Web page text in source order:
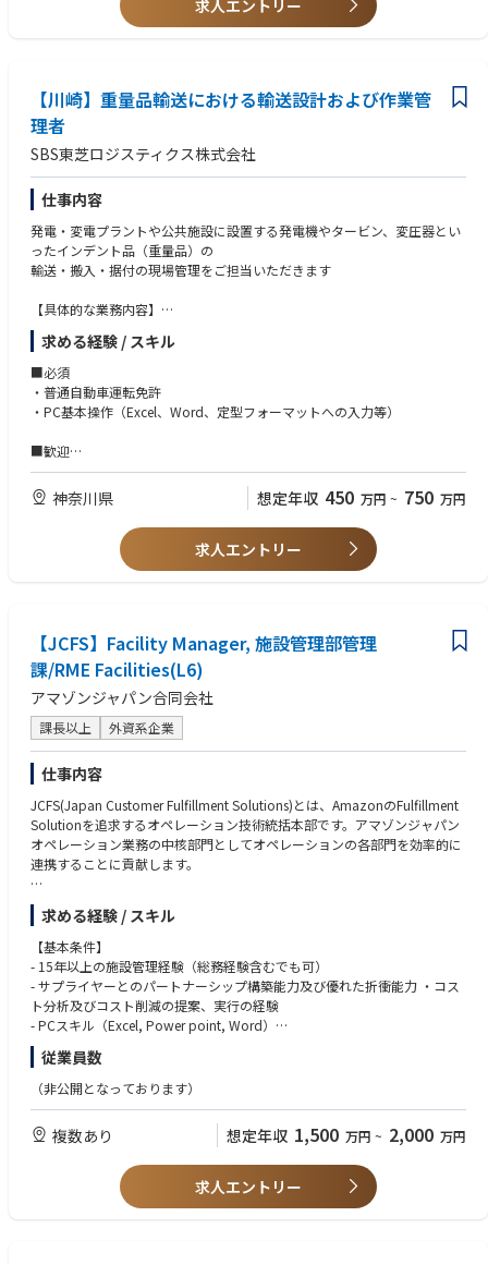
※建設現場における施工管理業務はありません。
求人エントリー
【川崎】重量品輸送における輸送設計および作業管
理者
SBS東芝ロジスティクス株式会社
仕事内容
発電・変電プラントや公共施設に設置する発電機やタービン、変圧器とい
ったインデント品（重量品）の
輸送・搬入・据付の現場管理をご担当いただきます
【具体的な業務内容】
・基本設計：設置場所(サイト)までの輸送・搬入・据付計画の概略検討。
輸送手段や輸送ルート、必要な機材の選定。
・現地調査：輸送ルート上の障害となる箇所の確認。委託会社から上がる
データの評価。
・詳細設計：スケジュール、輸送ルート、車両走行軌跡、作業方法等を示
・作業前会議（デザインレビュー）：輸送・搬入・据付に関わる人員計画
・実作業：輸送・搬入・据付作業の現場指導と安全管理
・社会貢献度が高い仕事：発電設備や変電設備がないと私たちは電気を使
用することができません。
ます。製品が大きければ大きいほど、
輸送搬入には様々な規制が伴いますが、自分の計画で安全に運び終えた
時の達成感は何にも代えがたいものがあります。
求める経験 / スキル
■必須
・普通自動車運転免許
・PC基本操作（Excel、Word、定型フォーマットへの入力等）
■歓迎
・１級、2級土木施工管理技士
・重量物輸送計画経験者
・土木設計あるいは土木施工管理業務のご経験
・建築／機械／プラント等の施工管理経験
・搬出入現場（据付含む）での工程管理経験
・機械／プラント等の設備受入の準備・管理経験
神奈川県 想定年収 450 万円 ~ 750 万円
求人エントリー
【JCFS】Facility Manager, 施設管理部管理
課/RME Facilities(L6)
アマゾンジャパン合同会社
課長以上 外資系企業
仕事内容
JCFS(Japan Customer Fulfillment Solutions)とは、AmazonのFulfillment
Solutionを追求するオペレーション技術統括本部です。アマゾンジャパン
オペレーション業務の中核部門としてオペレーションの各部門を効率的に
連携することに貢献します。
JCFSは、リライアビリティー＆メンテナンスエンジニアリングファシリテ
ィーズ部門(以下RME-F)において、Facility Managerを探しています。本ポ
ジションは、アマゾンジャパンにおける、フルフィルメントセンター(以下
FC)の設備の維持管理とそこで働く従業員の職場環境の日々改善を、Outso
urcingを活用して実現していくポジションです。
Facility Managerは建屋の建築、電気、空調、衛生、消火、昇降設備の保守
点検及び不具合対応や小規模な工事、そしてCafeteria運営や売店、シャト
ルバスの運行管理、各種資産の管理、FCの運営にとって重要なコストの管
理も行います。施設管理では年間保全計画や中長期保全計画のプランと実
施、Cafeteria運営では、全従業員が満足できる環境作りに積極的に取組、
カスタマーエクスぺリエンスの向上を成し遂げます。 そして従業員の通勤
手段であるシャトルバスのダイヤ改正や適切な運行管理とコスト管理でカ
また、サステナビリティにも貢献します。
求める経験 / スキル
【基本条件】
- 15年以上の施設管理経験（総務経験含むでも可）
- サプライヤーとのパートナーシップ構築能力及び優れた折衝能力 ・コス
ト分析及びコスト削減の提案、実行の経験
- PCスキル（Excel, Power point, Word）
- Businessレベルの日本語力（会議を進行できる、Business文書が書ける）
【歓迎条件】
- 学士号、大卒以上、またはこれに相当する職務経験
- 正社員として製造業もしくは物流業で施設管理経験者 15年以上
従業員数
（非公開となっております）
複数あり 想定年収 1,500 万円 ~ 2,000 万円
求人エントリー